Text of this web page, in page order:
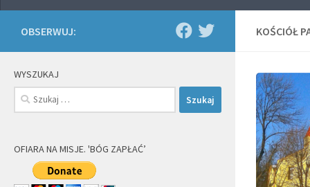
KOŚCIÓŁ
OBSERWUJ:
WYSZUKAJ
Szukaj:
OFIARA NA MISJE. 'BÓG ZAPŁAĆ’